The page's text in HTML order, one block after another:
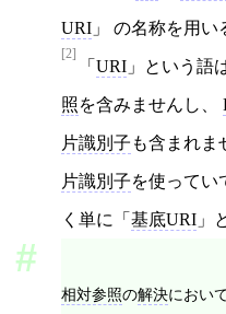
URI 」 の名称を用い
[2]
「 URI 」という語
照を含みませんし、
片識別子 も含まれま
片識別子を使ってい
く単に「 基底URI 」
相対参照の解決におい